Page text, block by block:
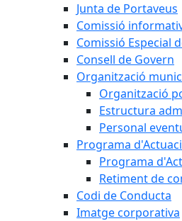
Junta de Portaveus
Comissió
Comissió Especial
Consell de Govern
Organització
Organització
Estructura
Personal
Programa
Programa
Retiment de
Codi de Conducta
Imatge corporativa